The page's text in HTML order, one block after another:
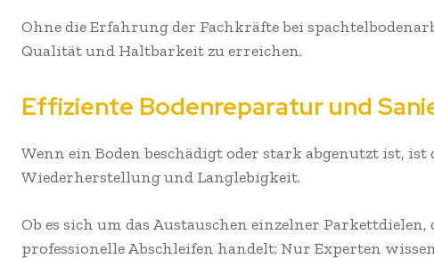
Ohne die Erfahrung der Fachkräfte bei
Qualität und Haltbarkeit zu erreichen.
Effiziente Bodenreparatur und
Wenn ein Boden beschädigt oder stark abgenutzt ist,
Wiederherstellung und Langlebigkeit.
Ob es sich um das Austauschen einzelner
professionelle Abschleifen handelt: Nur Experten